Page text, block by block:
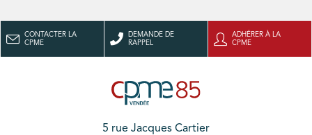
CONTACTER LA
CPME
DEMANDE DE
RAPPEL
ADHÉRER À LA
CPME
5 rue Jacques Cartier